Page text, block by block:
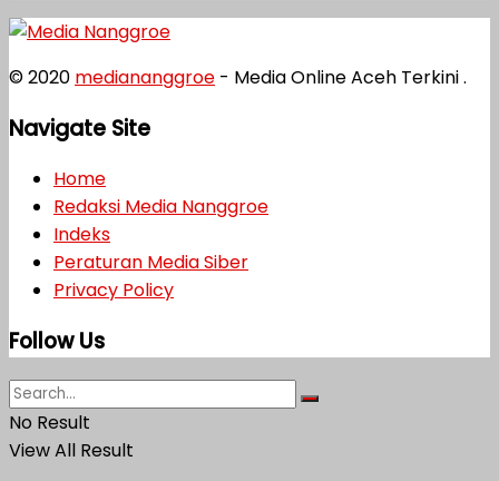
© 2020 mediananggroe - Media Online Aceh Terkini .
Navigate Site
Home
Redaksi Media Nanggroe
Indeks
Peraturan Media Siber
Privacy Policy
Follow Us
No Result
View All Result